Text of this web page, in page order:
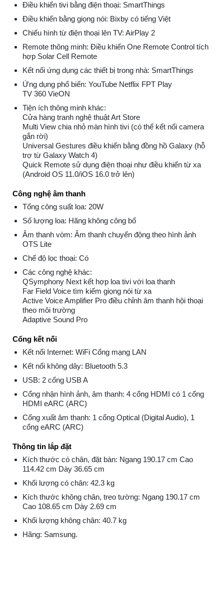
Điều khiển tivi bằng điện thoại: SmartThings
Điều khiển bằng giọng nói: Bixby có tiếng Việt
Chiếu hình từ điện thoại lên TV: AirPlay 2
Remote thông minh: Điều khiển One Remote Control tích
hợp Solar Cell Remote
Kết nối ứng dụng các thiết bị trong nhà: SmartThings
Ứng dụng phổ biến: YouTube Netflix FPT Play
TV 360 VieON
Tiện ích thông minh khác:
Cửa hàng tranh nghệ thuật Art Store
Multi View chia nhỏ màn hình tivi (có thể kết nối camera
gắn rời)
Universal Gestures điều khiển bằng đồng hồ Galaxy (hỗ
trợ từ Galaxy Watch 4)
Quick Remote sử dụng điện thoại như điều khiển từ xa
(Android OS 11.0/iOS 16.0 trở lên)
Công nghệ âm thanh
Tổng công suất loa: 20W
Số lượng loa: Hãng không công bố
Âm thanh vòm: Âm thanh chuyển động theo hình ảnh
OTS Lite
Chế độ lọc thoại: Có
Các công nghệ khác:
QSymphony Next kết hợp loa tivi với loa thanh
Far Field Voice tìm kiếm giọng nói từ xa
Active Voice Amplifier Pro điều chỉnh âm thanh hội thoại
theo môi trường
Adaptive Sound Pro
Cổng kết nối
Kết nối Internet: WiFi Cổng mạng LAN
Kết nối không dây: Bluetooth 5.3
USB: 2 cổng USB A
Cổng nhận hình ảnh, âm thanh: 4 cổng HDMI có 1 cổng
HDMI eARC (ARC)
Cổng xuất âm thanh: 1 cổng Optical (Digital Audio), 1
cổng eARC (ARC)
Thông tin lắp đặt
Kích thước có chân, đặt bàn: Ngang 190.17 cm Cao
114.42 cm Dày 36.65 cm
Khối lượng có chân: 42.3 kg
Kích thước không chân, treo tường: Ngang 190.17 cm
Cao 108.65 cm Dày 2.69 cm
Khối lượng không chân: 40.7 kg
Hãng: Samsung.